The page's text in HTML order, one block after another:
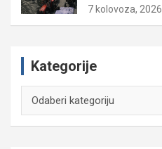
7 kolovoza, 2026
Kategorije